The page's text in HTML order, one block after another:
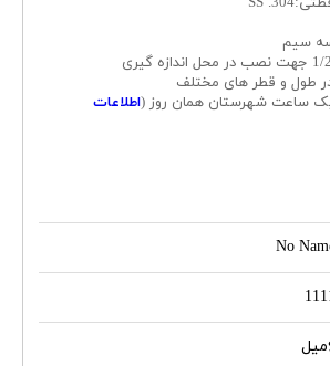
سه سیم
طول و قطر های مختلف
یک ساعت شهرستان همان روز (اطلاعات
No